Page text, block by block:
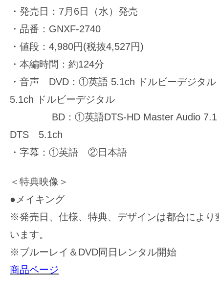
・発売日：7月6日（水）発売
・品番：GNXF-2740
・値段：4,980円(税抜4,527円)
・本編時間：約124分
・音声 DVD：①英語 5.1ch ドルビーデジタル
5.1ch ドルビーデジタル
BD：①英語DTS-HD Master Audio
DTS 5.1ch
・字幕：①英語 ②日本語
＜特典映像＞
●メイキング
※発売日、仕様、特典、デザインは都合により
います。
※ブルーレイ＆ DVD同日レンタル開始
商品ページ